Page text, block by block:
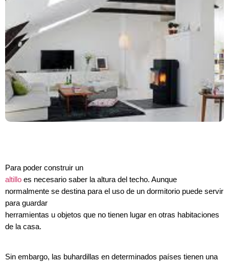
Para poder construir un
altillo es necesario saber la altura del techo. Aunque
normalmente se destina para el uso de un dormitorio puede servir
para guardar
herramientas u objetos que no tienen lugar en otras habitaciones
de la casa.
Sin embargo, las buhardillas en determinados países tienen una